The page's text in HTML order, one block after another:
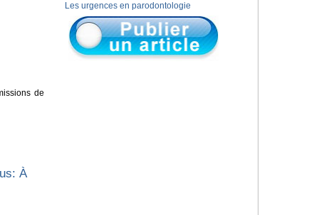
de
À
Les urgences en parodontologie